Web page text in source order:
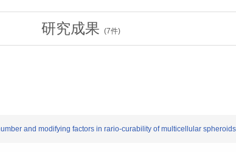
研究成果 (7件)
and modifying factors in rario-curability of multicellular